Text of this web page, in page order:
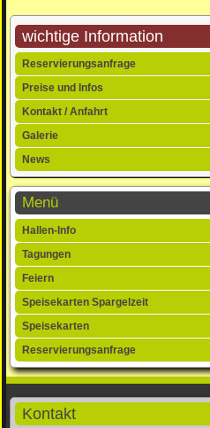
wichtige Information
Navigation
überspringen
Reservierungsanfrage
Preise und Infos
Kontakt / Anfahrt
Galerie
News
Menü
Navigation
überspringen
Hallen-Info
Tagungen
Feiern
Speisekarten Spargelzeit
Speisekarten
Reservierungsanfrage
Kontakt